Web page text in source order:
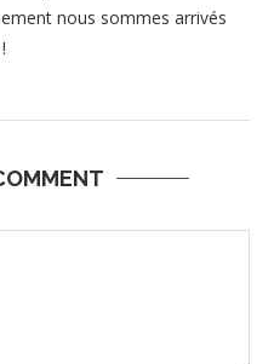
nous sommes arrivés